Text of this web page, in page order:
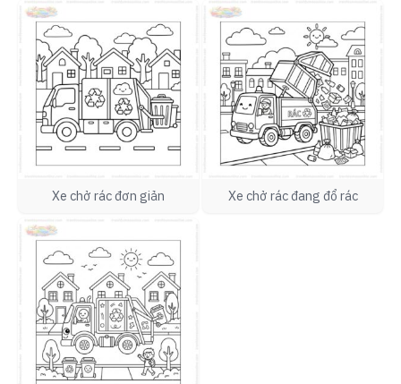
Xe chở rác đơn giản Xe chở rác đang đổ rác